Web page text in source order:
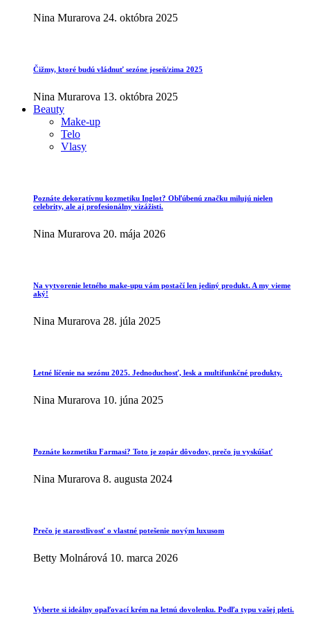
Nina Murarova 24. októbra 2025
Čižmy, ktoré budú vládnuť sezóne jeseň/zima 2025
Nina Murarova 13. októbra 2025
Beauty
Make-up
Telo
Vlasy
Poznáte dekoratívnu kozmetiku Inglot? Obľúbenú značku milujú nielen
celebrity, ale aj profesionálny vizážisti.
Nina Murarova 20. mája 2026
Na vytvorenie letného make-upu vám postačí len jediný produkt. A my vieme
aký!
Nina Murarova 28. júla 2025
Letné líčenie na sezónu 2025. Jednoduchosť, lesk a multifunkčné produkty.
Nina Murarova 10. júna 2025
Poznáte kozmetiku Farmasi? Toto je zopár dôvodov, prečo ju vyskúšať
Nina Murarova 8. augusta 2024
Prečo je starostlivosť o vlastné potešenie novým luxusom
Betty Molnárová 10. marca 2026
Vyberte si ideálny opaľovací krém na letnú dovolenku. Podľa typu vašej pleti.